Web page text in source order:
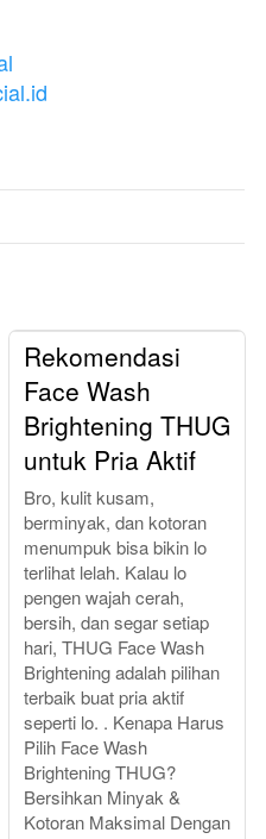
Rekomendasi
Face Wash
Brightening THUG
untuk Pria Aktif
Bro, kulit kusam,
berminyak, dan kotoran
menumpuk bisa bikin lo
terlihat lelah. Kalau lo
pengen wajah cerah,
bersih, dan segar setiap
hari, THUG Face Wash
Brightening adalah pilihan
terbaik buat pria aktif
seperti lo. . Kenapa Harus
Pilih Face Wash
Brightening THUG?
Bersihkan Minyak &
Kotoran Maksimal Dengan